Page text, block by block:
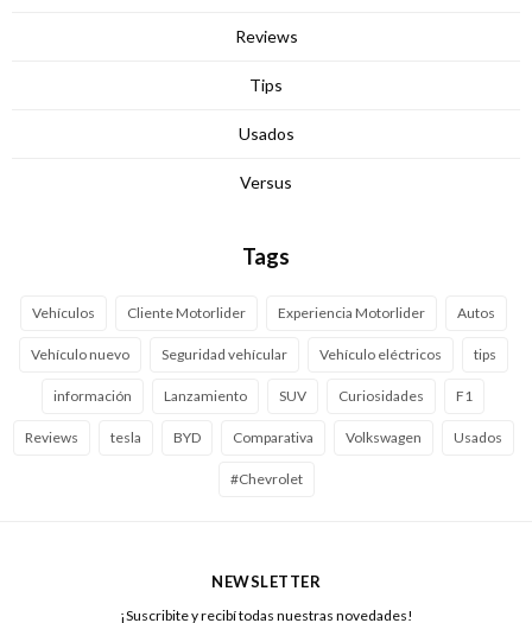
Reviews
Tips
Usados
Versus
Tags
Vehículos Cliente Motorlider Experiencia Motorlider Autos
Vehículo nuevo Seguridad vehícular Vehículo eléctricos tips
información Lanzamiento SUV Curiosidades F1
Reviews tesla BYD Comparativa Volkswagen Usados
#Chevrolet
NEWSLETTER
¡Suscribite y recibí todas nuestras novedades!